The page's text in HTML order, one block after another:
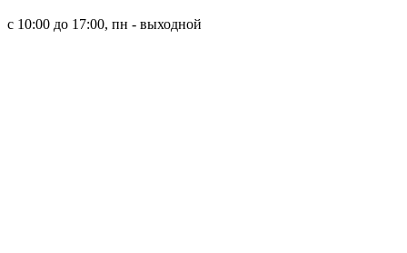
с 10:00 до 17:00, пн - выходной